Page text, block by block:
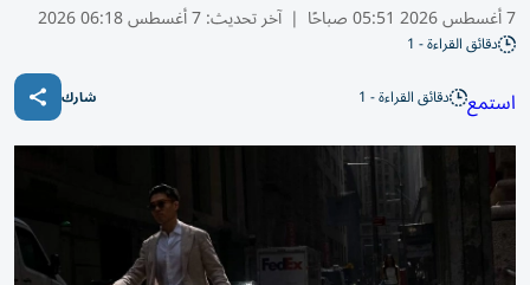
7 أغسطس 2026 05:51 صباحًا | آخر تحديث:7 أغسطس 06:18 2026
دقائق القراءة - 1
استمع دقائق القراءة - 1 شارك